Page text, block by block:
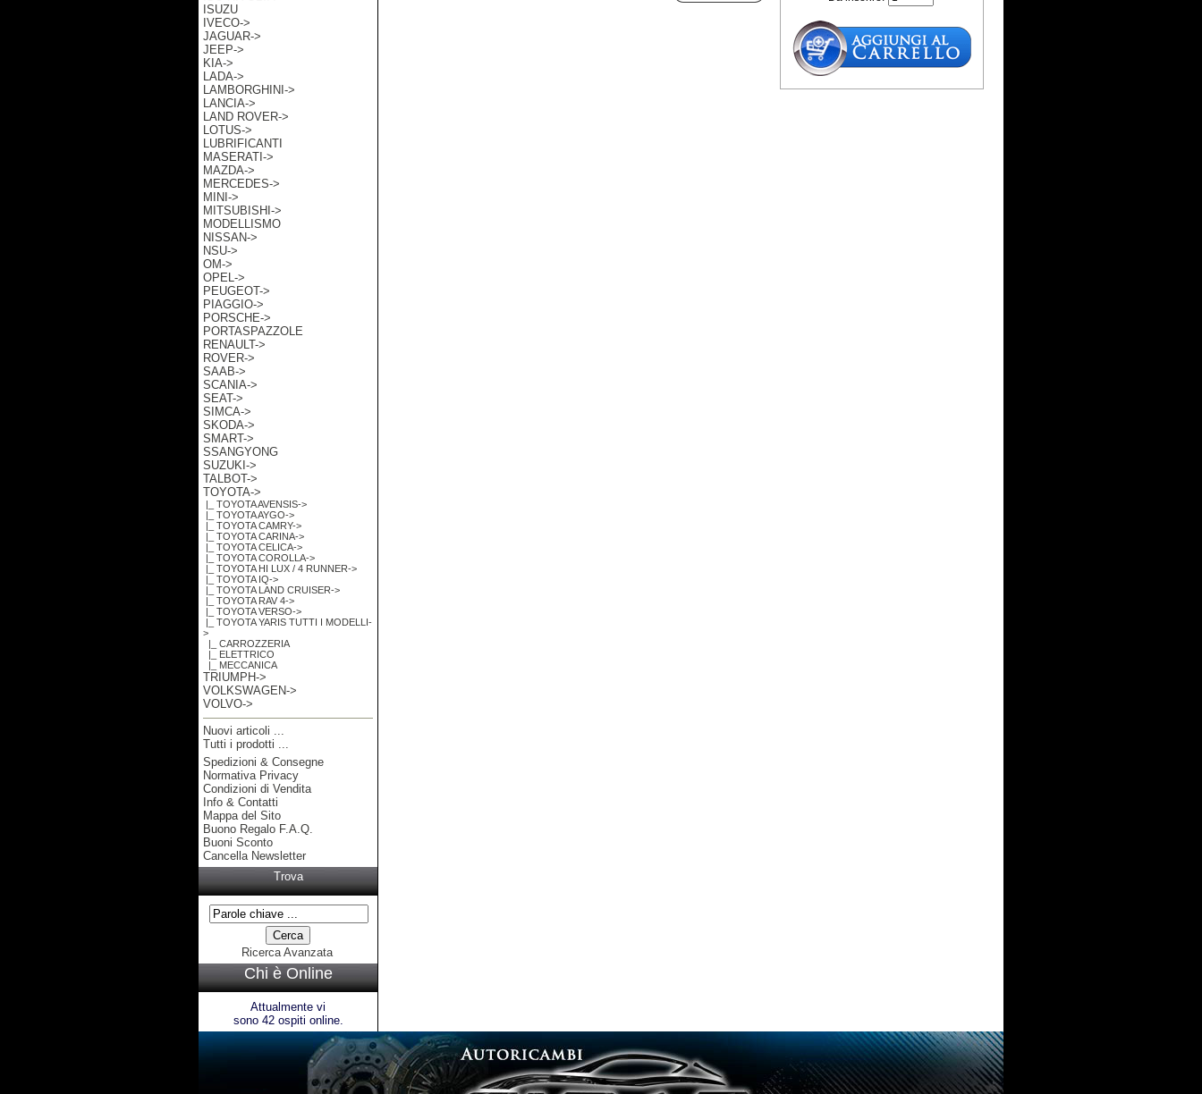
ISUZU
IVECO->
JAGUAR->
JEEP->
KIA->
LADA->
LAMBORGHINI->
LANCIA->
LAND ROVER->
LOTUS->
LUBRIFICANTI
MASERATI->
MAZDA->
MERCEDES->
MINI->
MITSUBISHI->
MODELLISMO
NISSAN->
NSU->
OM->
OPEL->
PEUGEOT->
PIAGGIO->
PORSCHE->
PORTASPAZZOLE
RENAULT->
ROVER->
SAAB->
SCANIA->
SEAT->
SIMCA->
SKODA->
SMART->
SSANGYONG
SUZUKI->
TALBOT->
TOYOTA->
|_ TOYOTA AVENSIS->
|_ TOYOTA AYGO->
|_ TOYOTA CAMRY->
|_ TOYOTA CARINA->
|_ TOYOTA CELICA->
|_ TOYOTA COROLLA->
|_ TOYOTA HI LUX / 4 RUNNER->
|_ TOYOTA IQ->
|_ TOYOTA LAND CRUISER->
|_ TOYOTA RAV 4->
|_ TOYOTA VERSO->
|_ TOYOTA YARIS TUTTI I MODELLI-
>
|_ CARROZZERIA
|_ ELETTRICO
|_ MECCANICA
TRIUMPH->
VOLKSWAGEN->
VOLVO->
Nuovi articoli ...
Tutti i prodotti ...
Informazioni
Spedizioni & Consegne
Normativa Privacy
Condizioni di Vendita
Info & Contatti
Mappa del Sito
Buono Regalo F.A.Q.
Buoni Sconto
Cancella Newsletter
Trova
Ricerca Avanzata
Chi è Online
Attualmente vi
sono 42 ospiti online.